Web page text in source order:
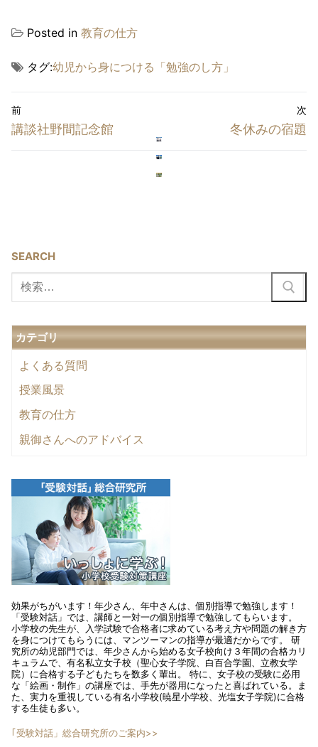
Posted in 教育の仕方
タグ:幼児から身につける「勉強のし方」
投
稿
ョ
ン
前
前
講談社野間記念館
次
次
冬休みの宿題
SEARCH
検
索:
カテゴリ
よくある質問
授業風景
教育の仕方
親御さんへのアドバイス
効果がちがいます！年少さん、年中さんは、個別指導で勉強します！
「受験対話」では、講師と一対一の個別指導で勉強してもらいます。
小学校の先生が、入学試験で合格者に求めている考え方や問題の解き方
を身につけてもらうには、マンツーマンの指導が最適だからです。 研
究所の幼児部門では、年少さんから始める女子校向け３年間の合格カリ
キュラムで、有名私立女子校（聖心女子学院、白百合学園、立教女学
院）に合格する子どもたちを数多く輩出。 特に、女子校の受験に必用
な「絵画・制作」の講座では、手先が器用になったと喜ばれている。ま
た、実力を重視している有名小学校(暁星小学校、光塩女子学院)に合格
する生徒も多い。
｢受験対話」総合研究所のご案内>>